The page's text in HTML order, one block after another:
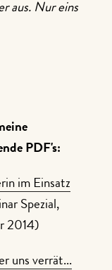
aus. Nur eins
PDF's:
im Einsatz
Spezial,
2014)
uns verrät...